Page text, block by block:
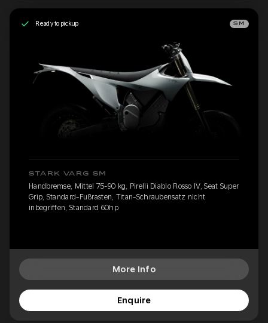
Ready to pickup SM
STARK VARG SM
Handbremse, Mittel 75-90 kg, Pirelli Diablo Rosso IV, Seat Super
Grip, Standard-Fußrasten, Titan-Schraubensatz nicht
inbegriffen, Standard 60hp
More Info
Enquire